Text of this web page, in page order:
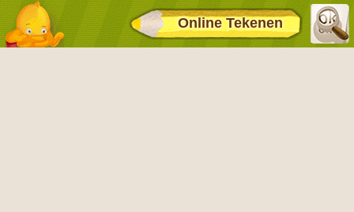
Online Tekenen